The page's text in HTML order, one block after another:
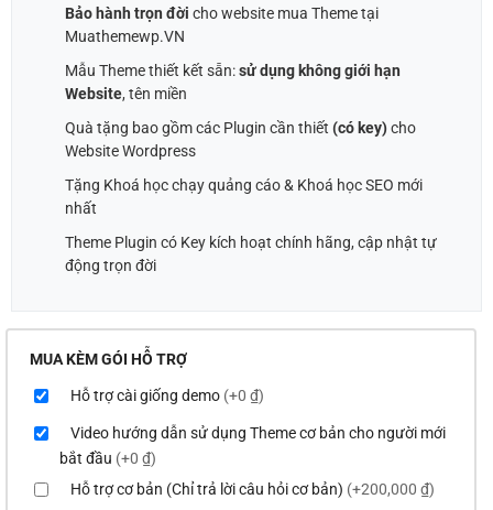
Bảo hành trọn đời cho website mua Theme tại
Muathemewp.VN
Mẫu Theme thiết kết sẵn:sử dụng không giới hạn
Website, tên miền
Quà tặng bao gồm các Plugin cần thiết (có key)cho
Website Wordpress
Tặng Khoá học chạy quảng cáo & Khoá học SEO mới
nhất
Theme Plugin có Key kích hoạt chính hãng, cập nhật tự
động trọn đời
MUA KÈM GÓI HỖ TRỢ
Hỗ trợ cài giống demo (+0 ₫)
Video hướng dẫn sử dụng Theme cơ bản cho người mới
bắt đầu (+0 ₫)
Hỗ trợ cơ bản (Chỉ trả lời câu hỏi cơ bản) (+200,000 ₫)